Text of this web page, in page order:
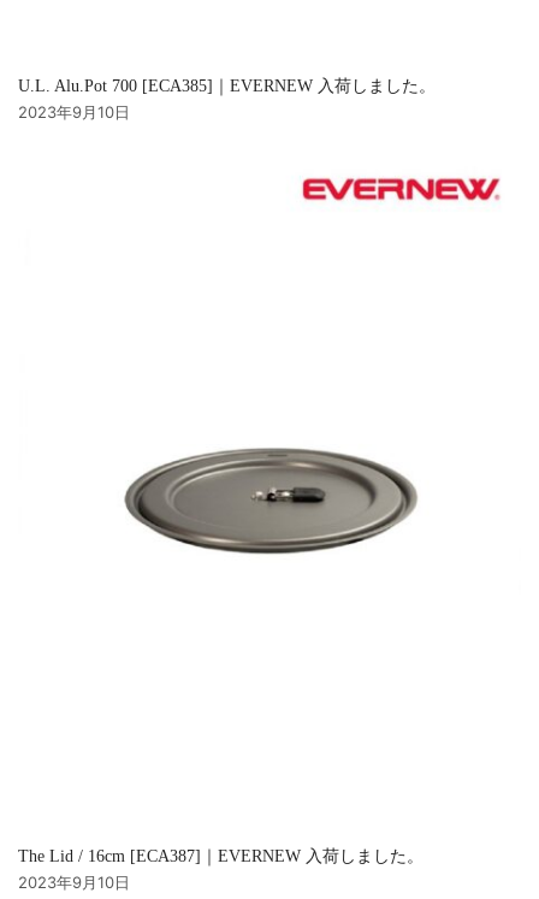
U.L. Alu.Pot 700 [ECA385]｜EVERNEW 入荷しました。
2023年9月10日
The Lid / 16cm [ECA387]｜EVERNEW 入荷しました。
2023年9月10日